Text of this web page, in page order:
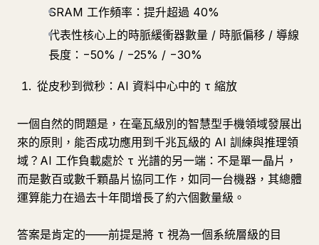
SRAM 工作頻率：提升超過 40%
代表性核心上的時脈緩衝器數量 / 時脈偏移 / 導線
長度：−50% / −25% / −30%
從皮秒到微秒：AI 資料中心中的 τ 縮放
一個自然的問題是，在毫瓦級別的智慧型手機領域發展出
來的原則，能否成功應用到千兆瓦級的 AI 訓練與推理領
域？AI 工作負載處於 τ 光譜的另一端：不是單一晶片，
而是數百或數千顆晶片協同工作，如同一台機器，其總體
運算能力在過去十年間增長了約六個數量級。
答案是肯定的——前提是將 τ 視為一個系統層級的目